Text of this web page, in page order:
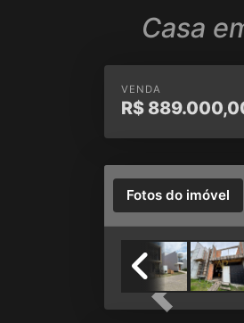
Casa
VENDA
R$
Fotos do imóvel
Previous